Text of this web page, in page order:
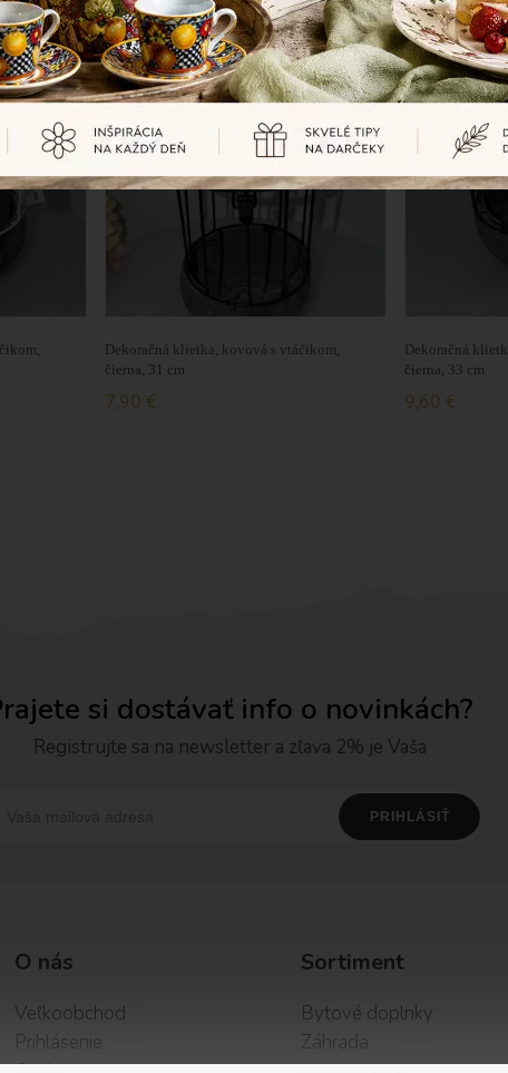
Dekoračná klietka, kovová s vtáčikom,
čierna, 31 cm
7,90 €
Dekoračná
čierna, 33 cm
9,60 €
si dostávať info o novinkách?
Registrujte sa na newsletter a zľava 2% je Vaša
O nás
Veľkoobchod
Prihlásenie
Sortiment
Bytové doplnky
Záhrada